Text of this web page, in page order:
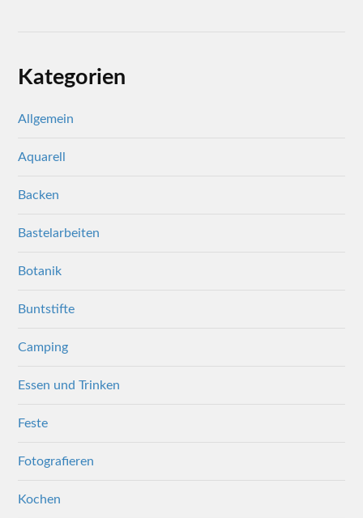
Kategorien
Allgemein
Aquarell
Backen
Bastelarbeiten
Botanik
Buntstifte
Camping
Essen und Trinken
Feste
Fotografieren
Kochen